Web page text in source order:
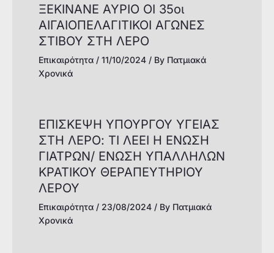
ΞΕΚΙΝΑΝΕ ΑΥΡΙΟ ΟΙ 35οι
ΑΙΓΑΙΟΠΕΛΑΓΙΤΙΚΟΙ ΑΓΩΝΕΣ
ΣΤΙΒΟΥ ΣΤΗ ΛΕΡΟ
Επικαιρότητα/ 11/10/2024 / By Πατμιακά
Χρονικά
ΕΠΙΣΚΕΨΗ ΥΠΟΥΡΓΟΥ ΥΓΕΙΑΣ
ΣΤΗ ΛΕΡΟ: TI ΛΕΕΙ Η ΕΝΩΣΗ
ΓΙΑΤΡΩΝ/ ΕΝΩΣΗ ΥΠΑΛΛΗΛΩΝ
ΚΡΑΤΙΚΟΥ ΘΕΡΑΠΕΥΤΗΡΙΟΥ
ΛΕΡΟΥ
Επικαιρότητα/ 23/08/2024 / By Πατμιακά
Χρονικά